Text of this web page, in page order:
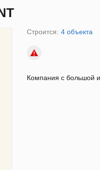
Строится: 4 объекта
Компания с большой